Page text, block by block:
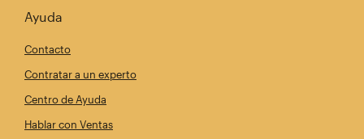
Ayuda
Contacto
Contratar a un experto
Centro de Ayuda
Hablar con Ventas